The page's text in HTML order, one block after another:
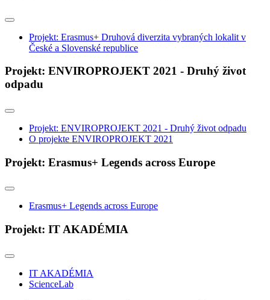
Projekt: Erasmus+ Druhová diverzita vybraných lokalit v
České a Slovenské republice
Projekt: ENVIROPROJEKT 2021 - Druhý život
odpadu
Projekt: ENVIROPROJEKT 2021 - Druhý život odpadu
O projekte ENVIROPROJEKT 2021
Projekt: Erasmus+ Legends across Europe
Erasmus+ Legends across Europe
Projekt: IT AKADÉMIA
IT AKADÉMIA
ScienceLab